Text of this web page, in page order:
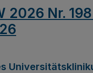
2026 Nr.